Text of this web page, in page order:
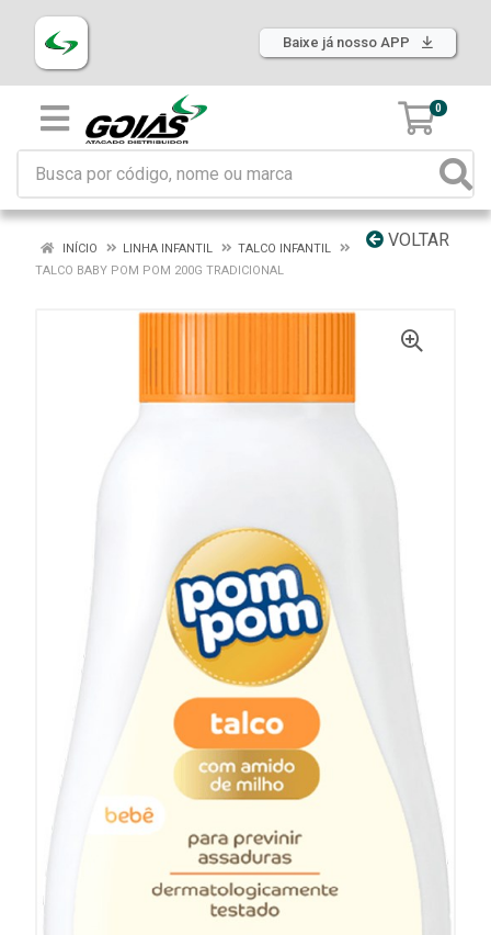
Baixe já nosso APP
0
VOLTAR
INÍCIO LINHA INFANTIL
TALCO INFANTIL
TALCO BABY POM POM 200G TRADICIONAL